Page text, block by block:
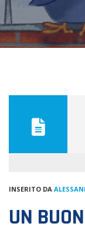
INSERITO DA
UN